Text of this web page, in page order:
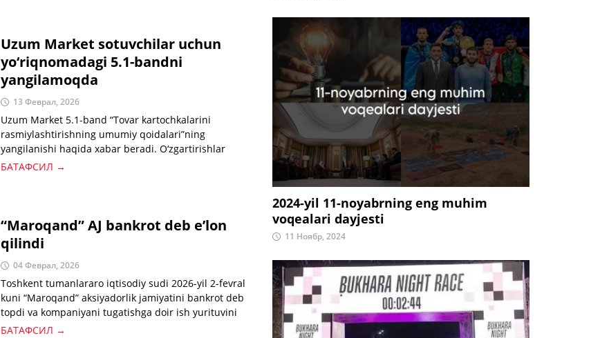
yalpi ichki mahsuloti (YAIM) tarkibiga kiritilgan boʻlib,
mazkur bozor hajmi qariyb 62 million AQSH dollariga
baholanmoqda.
Uzum Market sotuvchilar uchun
yo‘riqnomadagi 5.1-bandni
yangilamoqda
13 Феврал, 2026
Uzum Market 5.1-band “Tovar kartochkalarini
rasmiylashtirishning umumiy qoidalari”ning
yangilanishi haqida xabar beradi. O‘zgartirishlar
kontentga qo‘yiladigan talablarning shaffofligini
БАТАФСИЛ →
“Maroqand” AJ bankrot deb e’lon
qilindi
04 Феврал, 2026
Toshkent tumanlararo iqtisodiy sudi 2026-yil 2-fevral
kuni “Maroqand” aksiyadorlik jamiyatini bankrot deb
topdi va kompaniyani tugatishga doir ish yurituvini
boshladi. Mazkur tashkilot mamlakatda UPay to‘lov
БАТАФСИЛ →
2024-yil 11-noyabrning eng muhim
voqealari dayjesti
11 Ноябр, 2024